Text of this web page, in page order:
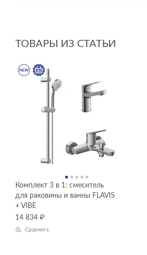
ТОВАРЫ ИЗ СТАТЬИ
Комплект 3 в 1: смеситель
для раковины и ванны FLAVIS
+ VIBE
14 834 ₽
Сравнить